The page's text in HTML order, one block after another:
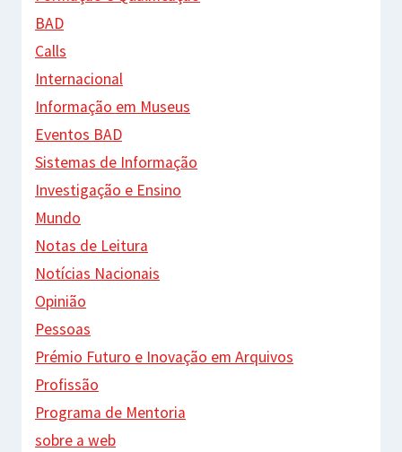
BAD
Calls
Internacional
Informação em Museus
Eventos BAD
Sistemas de Informação
Investigação e Ensino
Mundo
Notas de Leitura
Notícias Nacionais
Opinião
Pessoas
Prémio Futuro e Inovação em Arquivos
Profissão
Programa de Mentoria
sobre a web